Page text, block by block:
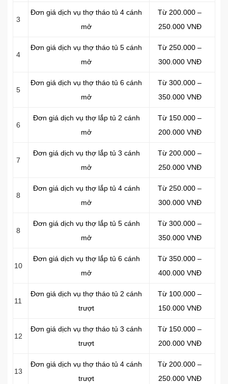
3
Đơn giá dịch vụ thợ tháo tủ 4 cánh
mở
Từ 200.000 –
250.000 VNĐ
4
Đơn giá dịch vụ thợ tháo tủ 5 cánh
mở
Từ 250.000 –
300.000 VNĐ
5
Đơn giá dịch vụ thợ tháo tủ 6 cánh
mở
Từ 300.000 –
350.000 VNĐ
6
Đơn giá dịch vụ thợ lắp tủ 2 cánh
mở
Từ 150.000 –
200.000 VNĐ
7
Đơn giá dịch vụ thợ lắp tủ 3 cánh
mở
Từ 200.000 –
250.000 VNĐ
8
Đơn giá dịch vụ thợ lắp tủ 4 cánh
mở
Từ 250.000 –
300.000 VNĐ
8
Đơn giá dịch vụ thợ lắp tủ 5 cánh
mở
Từ 300.000 –
350.000 VNĐ
10
Đơn giá dịch vụ thợ lắp tủ 6 cánh
mở
Từ 350.000 –
400.000 VNĐ
11
Đơn giá dịch vụ thợ tháo tủ 2 cánh
trượt
Từ 100.000 –
150.000 VNĐ
12
Đơn giá dịch vụ thợ tháo tủ 3 cánh
trượt
Từ 150.000 –
200.000 VNĐ
13
Đơn giá dịch vụ thợ tháo tủ 4 cánh
trượt
Từ 200.000 –
250.000 VNĐ